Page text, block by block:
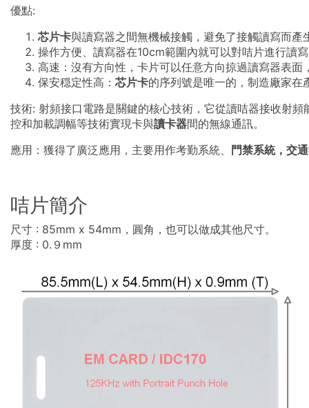
優點:
芯片卡與讀寫器之間無機械接觸，避免了接觸讀寫而
操作方便、讀寫器在10cm範圍內就可以對咭片進行讀
高速：沒有方向性，卡片可以任意方向掠過讀寫器表
保安穏定性高： 芯片卡的序列號是唯一的，制造廠家
技術: 射頻接口電路是關鍵的核心技術，它從讀咭器接收射頻
控和加載調幅等技術實現卡與讀卡器間的無線通訊。
應用：獲得了廣泛應用，主要用作考勤系統、
門禁系統，交
咭片簡介
尺寸 : 85mm x 54mm，圓角，也可以做成其他尺寸。
厚度 : 0.９mm